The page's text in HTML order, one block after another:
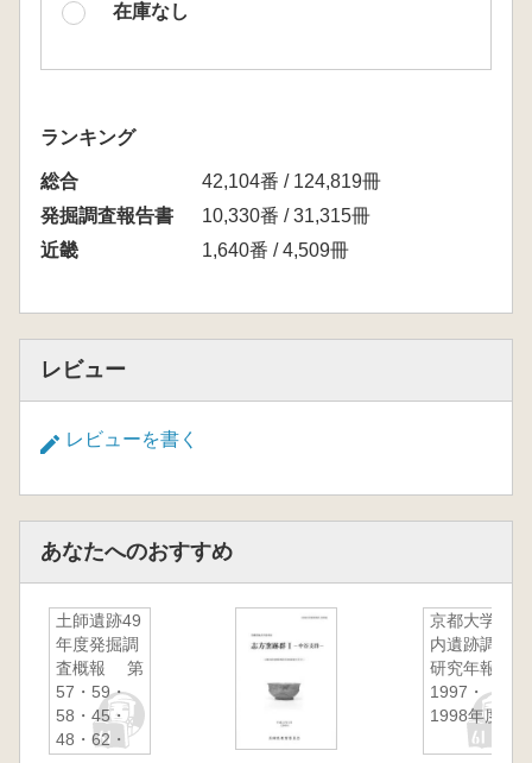
在庫なし
ランキング
総合
42,104番 / 124,819冊
発掘調査報告書
10,330番 / 31,315冊
近畿
1,640番 / 4,509冊
レビュー
レビューを書く
あなたへのおすすめ
土師遺跡49
年度発掘調
査概報 第
57・59・
58・45・
48・62・
京都大学構
内遺跡調査
研究年報
1997・
1998年度